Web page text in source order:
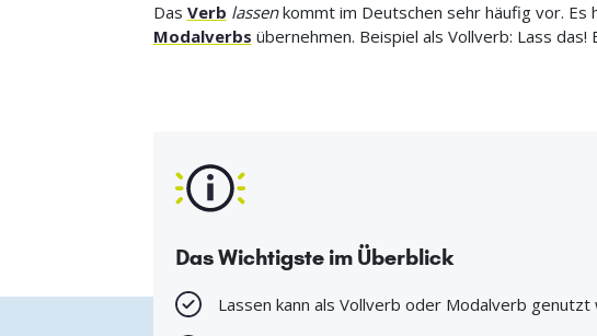
Das Verb lassenkommt im Deutschen sehr häufig vor. Es
Modalverbs übernehmen. Beispiel als Vollverb: Lass
Das Wichtigste im Überblick
Lassen kann als Vollverb oder Modalverb genutzt